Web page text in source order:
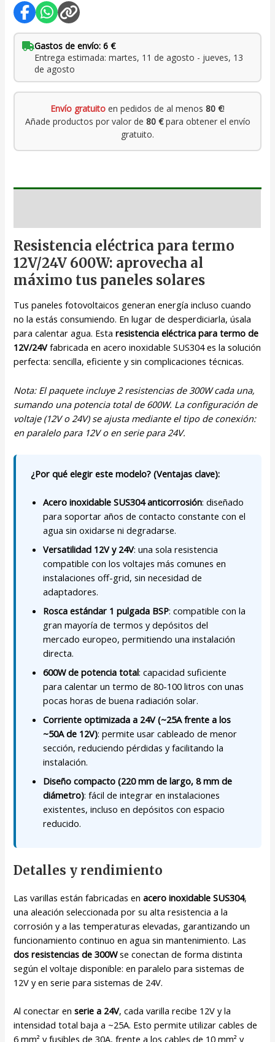
Gastos de envío: 6 €
Entrega estimada: martes, 11 de agosto - jueves, 13
de agosto
Envío gratuito en pedidos de al menos 80 €!
Añade productos por valor de 80 €para obtener el envío
gratuito.
Resistencia eléctrica para termo
12V/24V 600W: aprovecha al
máximo tus paneles solares
Tus paneles fotovoltaicos generan energía incluso cuando
no la estás consumiendo. En lugar de desperdiciarla, úsala
para calentar agua. Estaresistencia eléctrica para termo de
12V/24Vfabricada en acero inoxidable SUS304 es la solución
perfecta: sencilla, eficiente y sin complicaciones técnicas.
Nota: El paquete incluye 2 resistencias de 300W cada una,
sumando una potencia total de 600W. La configuración de
voltaje (12V o 24V) se ajusta mediante el tipo de conexión:
en paralelo para 12V o en serie para 24V.
¿Por qué elegir este modelo? (Ventajas clave):
Acero inoxidable SUS304 anticorrosión: diseñado
para soportar años de contacto constante con el
agua sin oxidarse ni degradarse.
Versatilidad 12V y 24V: una sola resistencia
compatible con los voltajes más comunes en
instalaciones off-grid, sin necesidad de
adaptadores.
Rosca estándar 1 pulgada BSP: compatible con la
gran mayoría de termos y depósitos del
mercado europeo, permitiendo una instalación
directa.
600W de potencia total: capacidad suficiente
para calentar un termo de 80-100 litros con unas
pocas horas de buena radiación solar.
Corriente optimizada a 24V (~25A frente a los
~50A de 12V): permite usar cableado de menor
sección, reduciendo pérdidas y facilitando la
instalación.
Diseño compacto (220 mm de largo, 8 mm de
diámetro): fácil de integrar en instalaciones
existentes, incluso en depósitos con espacio
reducido.
Detalles y rendimiento
Las varillas están fabricadas enacero inoxidable SUS304,
una aleación seleccionada por su alta resistencia a la
corrosión y a las temperaturas elevadas, garantizando un
funcionamiento continuo en agua sin mantenimiento. Las
dos resistencias de 300Wse conectan de forma distinta
según el voltaje disponible: en paralelo para sistemas de
12V y en serie para sistemas de 24V.
Al conectar enserie a 24V, cada varilla recibe 12V y la
intensidad total baja a ~25A. Esto permite utilizar cables de
6 mm² y fusibles de 30A, frente a los cables de 10 mm² y